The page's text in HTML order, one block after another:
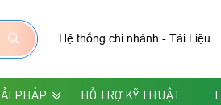
Hệ thống chi nhánh - Tài Liệu
PHÁP HỖ TRỢ KỸ THUẬT